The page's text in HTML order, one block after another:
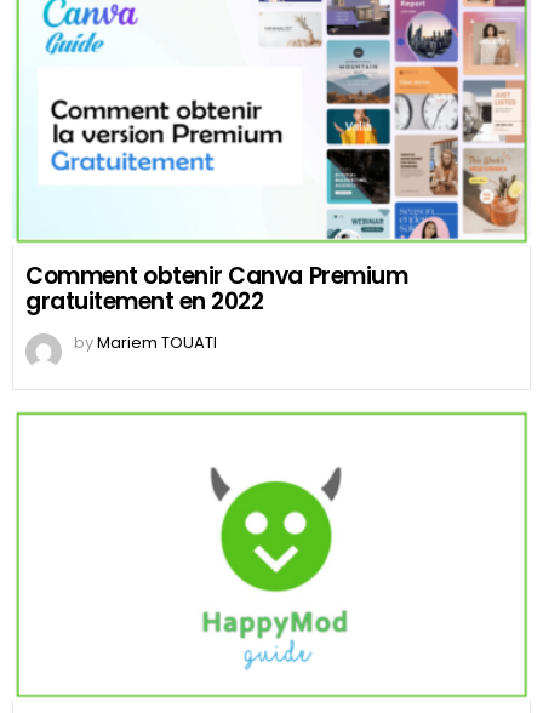
Comment obtenir Canva Premium
gratuitement en 2022
byMariem TOUATI